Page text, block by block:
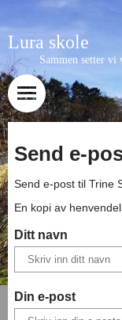
Lura skole
Sammen setter
Send e-
Send e-post til Trine
En kopi av
Ditt navn
Din e-post